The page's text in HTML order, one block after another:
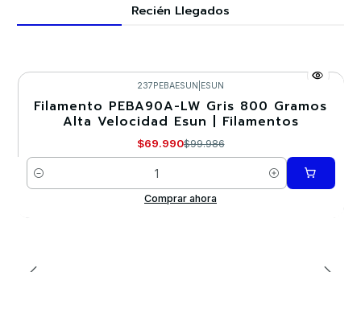
Recién Llegados
-30%
237PEBAESUN ESUN
Filamento PEBA90A-LW Gris 800 Gramos
Alta Velocidad Esun | Filamentos
$69.990$99.986
Cantidad
Comprar ahora